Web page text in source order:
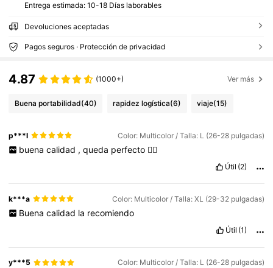
Entrega estimada: 10-18 Días laborables
Devoluciones aceptadas
Pagos seguros · Protección de privacidad
4.87 (1000+) Ver más
Buena portabilidad(40) rapidez logística(6) viaje(15)
p***l Color: Multicolor / Talla: L (26-28 pulgadas)
buena calidad , queda perfecto 👌🏼
Útil (2)
k***a Color: Multicolor / Talla: XL (29-32 pulgadas)
Buena calidad la recomiendo
Útil (1)
y***5 Color: Multicolor / Talla: L (26-28 pulgadas)